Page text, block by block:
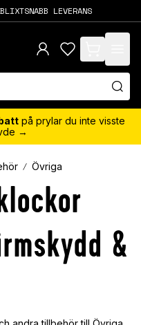
BLIXTSNABB LEVERANS
items in cart,
på prylar du inte visste
→
Övriga
&